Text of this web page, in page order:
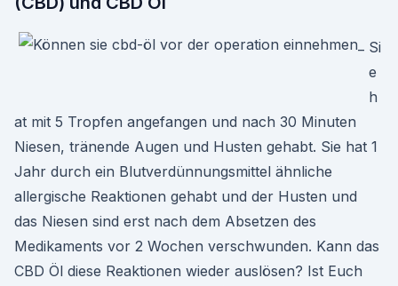
Si
e
h
at mit 5 Tropfen angefangen und nach 30 Minuten
Niesen, tränende Augen und Husten gehabt. Sie hat 1
Jahr durch ein Blutverdünnungsmittel ähnliche
allergische Reaktionen gehabt und der Husten und
das Niesen sind erst nach dem Absetzen des
Medikaments vor 2 Wochen verschwunden. Kann das
CBD Öl diese Reaktionen wieder auslösen? Ist Euch